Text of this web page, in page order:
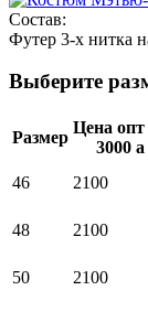
Состав:
Футер 3-х нитка
Выберите
Размер
Цена опт
3000 a
46 2100
48 2100
50 2100